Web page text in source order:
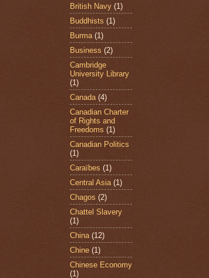
British Navy (1)
Buddhists (1)
Burma (1)
Business (2)
Cambridge
University Library
(1)
Canada (4)
Canadian Charter
of Rights and
Freedoms (1)
Canadian Politics
(1)
Caraïbes (1)
Central Asia (1)
Chagos (2)
Chattel Slavery
(1)
China (12)
Chine (1)
Chinese Economy
(1)